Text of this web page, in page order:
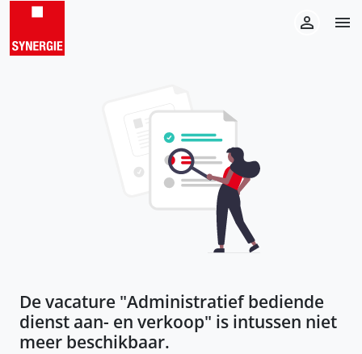
De vacature "Administratief bediende
dienst aan- en verkoop" is intussen niet
meer beschikbaar.